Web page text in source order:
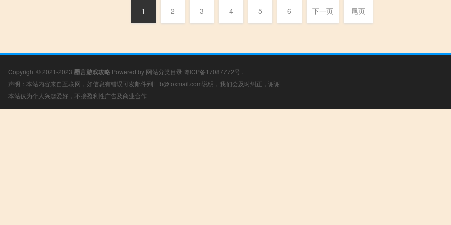
1 2 3 4 5 6 下一页 尾页
Copyright © 2021-2023 墨言游戏攻略 Powered by 网站分类目录 粤ICP备17087772号
声明：本站内容来自互联网，如信息有错误可发邮件到f_fb@foxmail.com说明，我们会及时纠正，谢谢
本站仅为个人兴趣爱好，不接盈利性广告及商业合作